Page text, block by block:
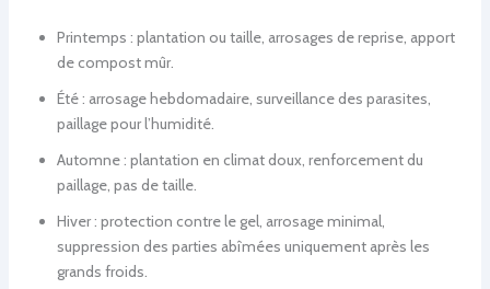
Printemps : plantation ou taille, arrosages de reprise, apport
de compost mûr.
Été : arrosage hebdomadaire, surveillance des parasites,
paillage pour l’humidité.
Automne : plantation en climat doux, renforcement du
paillage, pas de taille.
Hiver : protection contre le gel, arrosage minimal,
suppression des parties abîmées uniquement après les
grands froids.